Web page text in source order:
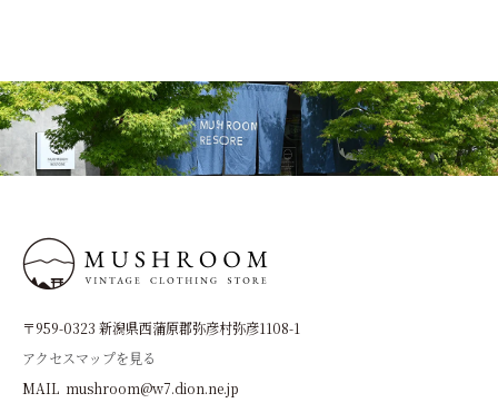
〒959-0323 新潟県西蒲原郡弥彦村弥彦1108-1
アクセスマップを見る
MAIL mushroom@w7.dion.ne.jp